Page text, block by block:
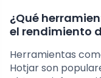
¿Qué
el rendimiento
Herramientas
Hotjar son